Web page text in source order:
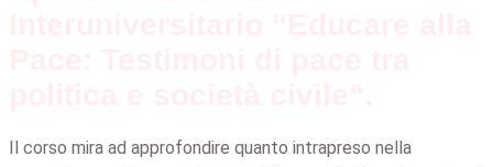
Il corso mira ad approfondire quanto intrapreso nella